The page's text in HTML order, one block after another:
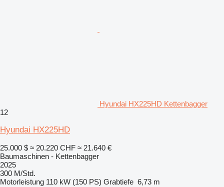
Hyundai HX225HD Kettenbagger
12
Hyundai HX225HD
25.000 $ ≈ 20.220 CHF ≈ 21.640 €
Baumaschinen - Kettenbagger
2025
300 M/Std.
Motorleistung 110 kW (150 PS) Grabtiefe 6,73 m